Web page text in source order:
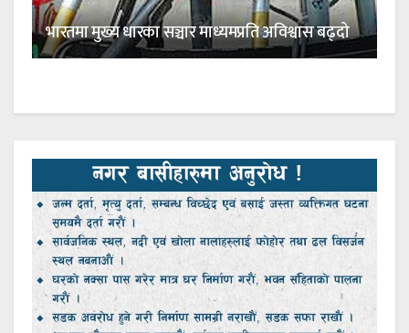
भारतमा मुख्य धारका सञ्चार माध्यमप्रति अविश्वास बढ्दो